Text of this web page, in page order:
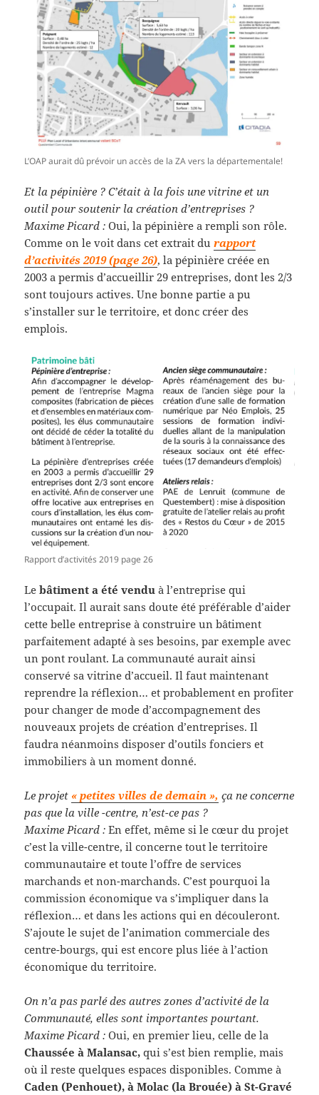
L’OAP aurait dû prévoir un accès de la ZA vers la départementale!
Et la pépinière ? C’était à la fois une vitrine et un
outil pour soutenir la création d’entreprises ?
Maxime Picard : Oui, la pépinière a rempli son rôle.
Comme on le voit dans cet extrait durapport
d’activités 2019 (page 26), la pépinière créée en
2003 a permis d’accueillir 29 entreprises, dont les 2/3
sont toujours actives. Une bonne partie a pu
s’installer sur le territoire, et donc créer des
emplois.
Rapport d’activités 2019 page 26
Lebâtiment a été vendu à l’entreprise qui
l’occupait. Il aurait sans doute été préférable d’aider
cette belle entreprise à construire un bâtiment
parfaitement adapté à ses besoins, par exemple avec
un pont roulant. La communauté aurait ainsi
conservé sa vitrine d’accueil. Il faut maintenant
reprendre la réflexion… et probablement en profiter
pour changer de mode d’accompagnement des
nouveaux projets de création d’entreprises. Il
faudra néanmoins disposer d’outils fonciers et
immobiliers à un moment donné.
Le projet « petites villes de demain », ça ne concerne
pas que la ville -centre, n’est-ce pas ?
Maxime Picard : En effet, même si le cœur du projet
c’est la ville-centre, il concerne tout le territoire
communautaire et toute l’offre de services
marchands et non-marchands. C’est pourquoi la
commission économique va s’impliquer dans la
réflexion… et dans les actions qui en découleront.
S’ajoute le sujet de l’animation commerciale des
centre-bourgs, qui est encore plus liée à l’action
économique du territoire.
On n’a pas parlé des autres zones d’activité de la
Communauté, elles sont importantes pourtant.
Maxime Picard : Oui, en premier lieu, celle de la
Chaussée à Malansac, qui s’est bien remplie, mais
où il reste quelques espaces disponibles. Comme à
Caden (Penhouet), à Molac (la Brouée) à St-Gravé